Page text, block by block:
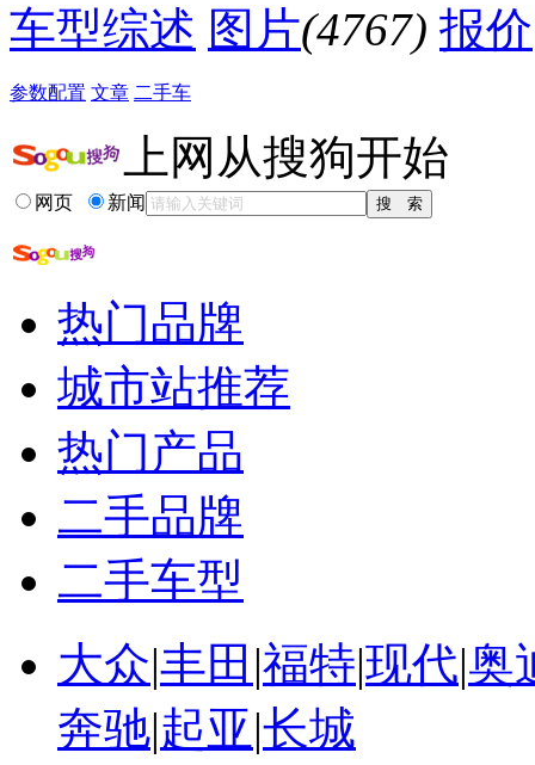
降价促销
车型综述 图片(4767) 报价
参数配置 文章 二手车
上网从搜狗开始
网页 新闻
热门品牌
城市站推荐
热门产品
二手品牌
二手车型
大众|丰田 |福特|现代|奥
奔驰|起亚|长城